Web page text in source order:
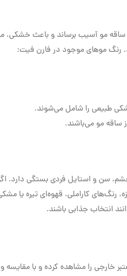
ساقه مو آسیب برساند و باعث
رنگ موهای موجود در فارن فیت:
طبیعی را شامل می‌شوند.
ساقه مو می‌باشند.
سن و استایل فردی بستگی دارد.
رنگ‌های کاراملی، قهوه‌ای تیره یا
انتخاب جذابی باشند.
خارجی را مشاهده کرده و با مقایسه